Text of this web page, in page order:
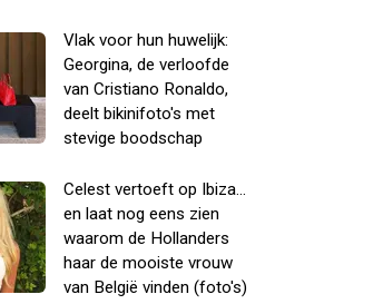
Vlak voor hun huwelijk:
Georgina, de verloofde
van Cristiano Ronaldo,
deelt bikinifoto's met
stevige boodschap
Celest vertoeft op Ibiza...
en laat nog eens zien
waarom de Hollanders
haar de mooiste vrouw
van België vinden (foto's)